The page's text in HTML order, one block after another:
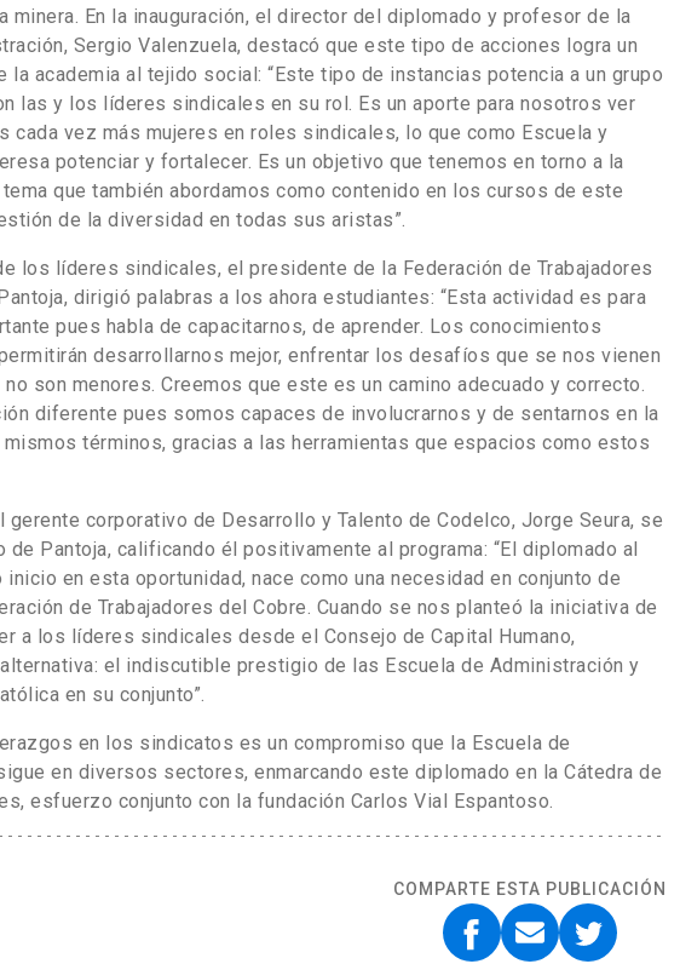
minera. En la inauguración, el director del diplomado y profesor de la
Sergio Valenzuela, destacó que este tipo de acciones logra un
la academia al tejido social: “Este tipo de instancias potencia a un grupo
las y los líderes sindicales en su rol. Es un aporte para nosotros ver
cada vez más mujeres en roles sindicales, lo que como Escuela y
potenciar y fortalecer. Es un objetivo que tenemos en torno a la
que también abordamos como contenido en los cursos de este
de la diversidad en todas sus aristas”.
los líderes sindicales, el presidente de la Federación de Trabajadores
dirigió palabras a los ahora estudiantes: “Esta actividad es para
pues habla de capacitarnos, de aprender. Los conocimientos
desarrollarnos mejor, enfrentar los desafíos que se nos vienen
son menores. Creemos que este es un camino adecuado y correcto.
diferente pues somos capaces de involucrarnos y de sentarnos en la
términos, gracias a las herramientas que espacios como estos
gerente corporativo de Desarrollo y Talento de Codelco, Jorge Seura, se
de Pantoja, calificando él positivamente al programa: “El diplomado al
en esta oportunidad, nace como una necesidad en conjunto de
de Trabajadores del Cobre. Cuando se nos planteó la iniciativa de
a los líderes sindicales desde el Consejo de Capital Humano,
el indiscutible prestigio de las Escuela de Administración y
en su conjunto”.
en los sindicatos es un compromiso que la Escuela de
en diversos sectores, enmarcando este diplomado en la Cátedra de
esfuerzo conjunto con la fundación Carlos Vial Espantoso.
COMPARTE ESTA PUBLICACIÓN